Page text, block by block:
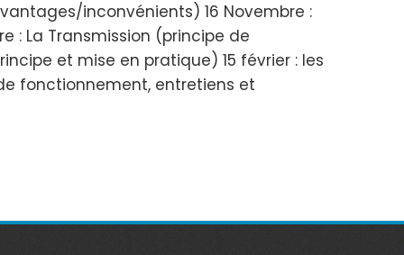
inconvénients) 16 Novembre :
: La Transmission (principe de
et mise en pratique) 15 février : les
fonctionnement, entretiens et